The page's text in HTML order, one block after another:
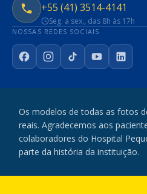
+55 (41) 3514-4141
Seg. a sex., das 8h às 17h
NOSSAS REDES SOCIAIS
FacebookInstagram
TikTokYouTube
Os modelos de todas as fotos
reais. Agradecemos aos
colaboradores do Hospital
parte da história da instituição.